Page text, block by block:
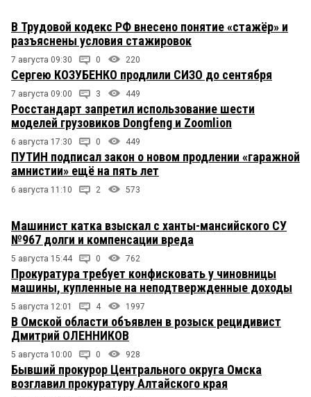
В Трудовой кодекс РФ внесено понятие «стажёр» и
разъяснены условия стажировок
7 августа 09:30 0 220
Сергею КОЗУБЕНКО продлили СИЗО до сентября
7 августа 09:00 3 449
Росстандарт запретил использование шести
моделей грузовиков Dongfeng и Zoomlion
6 августа 17:30 0 449
ПУТИН подписал закон о новом продлении «гаражной
амнистии» ещё на пять лет
6 августа 11:10 2 573
Машинист катка взыскал с ханты-мансийского СУ
№967 долги и компенсации вреда
5 августа 15:44 0 762
Прокуратура требует конфисковать у чиновницы
машины, купленные на неподтвержденные доходы
5 августа 12:01 4 1997
В Омской области объявлен в розыск рецидивист
Дмитрий ОЛЕННИКОВ
5 августа 10:00 0 928
Бывший прокурор Центрального округа Омска
возглавил прокуратуру Алтайского края